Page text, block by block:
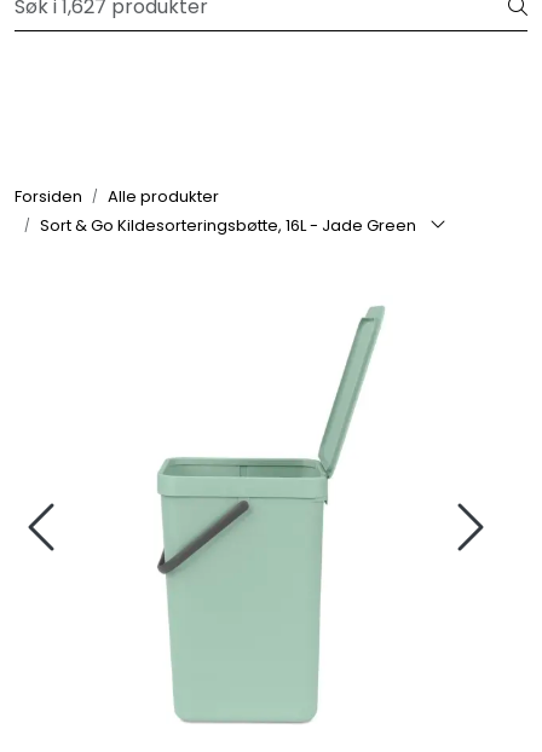
Skip to main contentVelkommen til vår forhandlerportal
Forsiden
Alle produkter
Sort & Go Kildesorteringsbøtte, 16L - Jade Green
Om oss